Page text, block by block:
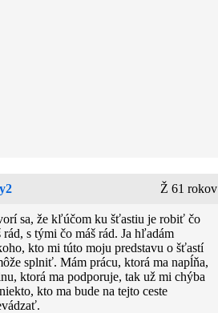
Ž 61 rokov
sa, že kľúčom ku šťastiu je robiť čo
rád, s tými čo máš rád. Ja hľadám
kto mi túto moju predstavu o šťastí
splniť. Mám prácu, ktorá ma napĺňa,
ktorá ma podporuje, tak už mi chýba
kto ma bude na tejto ceste